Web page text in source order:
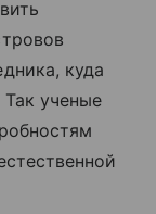
куда
ученые